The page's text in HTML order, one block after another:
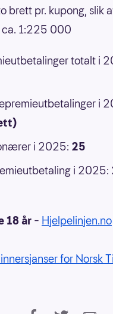
brett pr. kupong, slik
ca. 1:225 000
totalt i
i
i 2025: 25
i 2025:
18 år – Hjelpelinjen.no
for Norsk